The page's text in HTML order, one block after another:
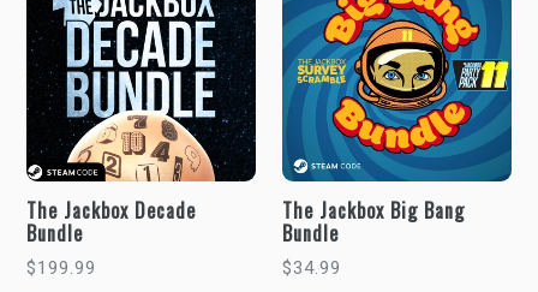
The Jackbox Decade
Bundle
Precio
$199.99
The Jackbox Big Bang
Bundle
Precio
$34.99